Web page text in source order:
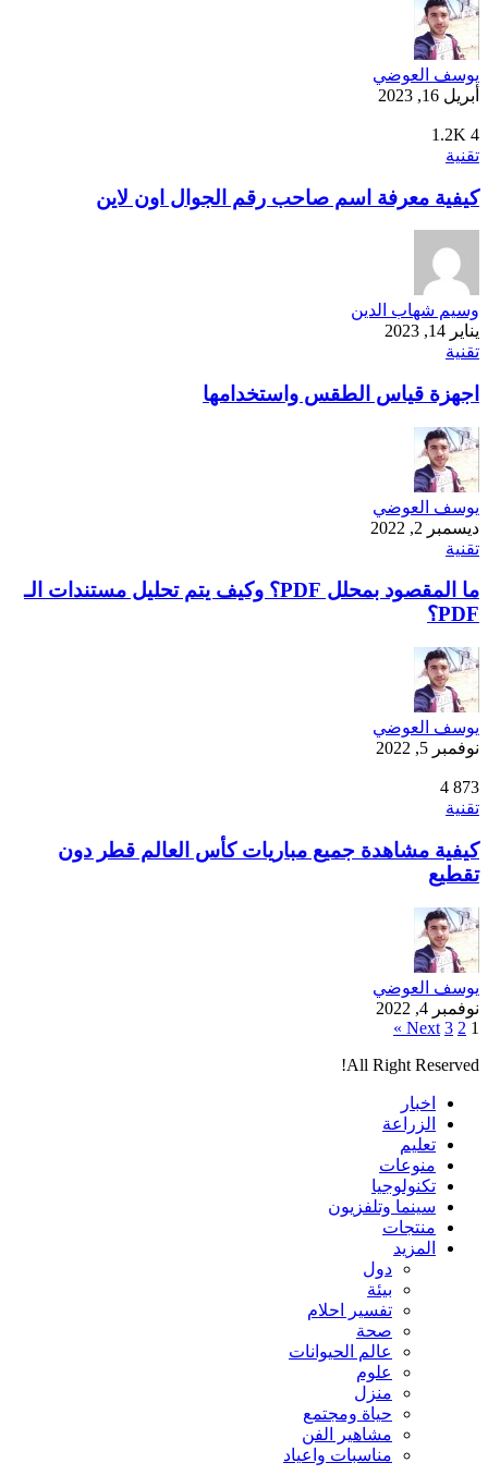
يوسف العوضي
أبريل 16, 2023
1.2K 4
تقنية
كيفية معرفة اسم صاحب رقم الجوال اون لاين
وسيم شهاب الدين
يناير 14, 2023
تقنية
اجهزة قياس الطقس واستخدامها
يوسف العوضي
ديسمبر 2, 2022
تقنية
ما المقصود بمحلل PDF؟ وكيف يتم تحليل مستندات الـ
PDF؟
يوسف العوضي
نوفمبر 5, 2022
873
4
تقنية
كيفية مشاهدة جميع مباريات كأس العالم قطر دون
تقطيع
يوسف العوضي
نوفمبر 4, 2022
1
2
3
Next »
All Right Reserved!
اخبار
الزراعة
تعليم
منوعات
تكنولوجيا
سينما وتلفزيون
منتجات
المزيد
دول
بيئة
تفسير احلام
صحة
عالم الحيوانات
علوم
منزل
حياة ومجتمع
مشاهير الفن
مناسبات واعياد